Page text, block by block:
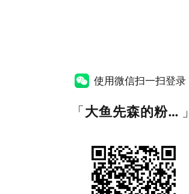
使用微信扫一扫登录
「 大鱼先森的粉丝福利资源站 」